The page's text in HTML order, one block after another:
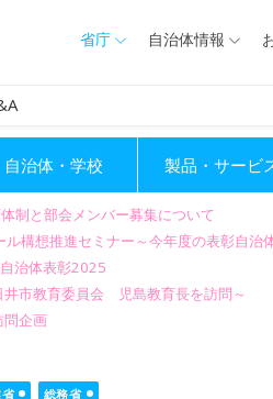
省庁 自治体情報
自治体・学校 製品・サービ
制と部会メンバー募集について
構想推進セミナー～今年度の表彰自治
治体表彰2025
市教育委員会 児島教育長を訪問～
問企画
総務省